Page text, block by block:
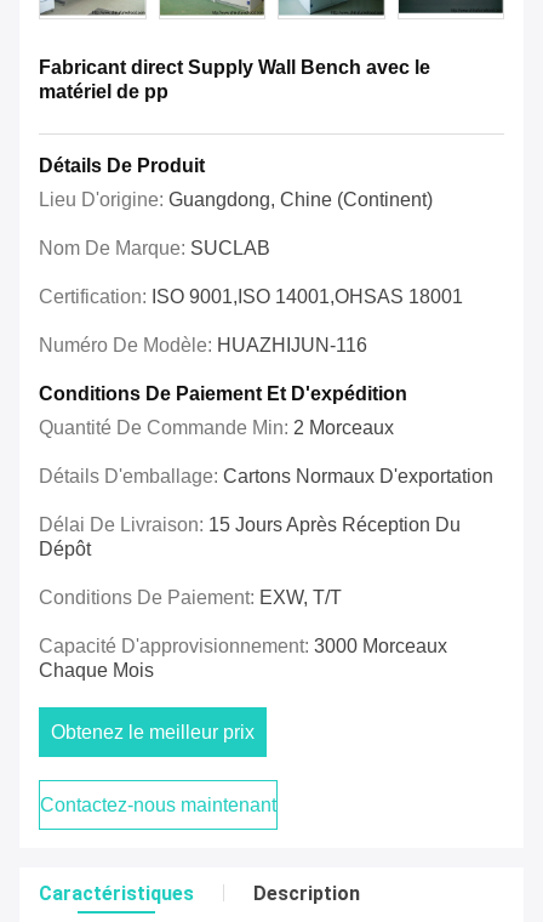
Fabricant direct Supply Wall Bench avec le
matériel de pp
Détails De Produit
Lieu D'origine: Guangdong, Chine (continent)
Nom De Marque: SUCLAB
Certification: ISO 9001,ISO 14001,OHSAS 18001
Numéro De Modèle: HUAZHIJUN-116
Conditions De Paiement Et D'expédition
Quantité De Commande Min: 2 Morceaux
Détails D'emballage: Cartons Normaux D'exportation
Délai De Livraison: 15 Jours Après Réception Du
Dépôt
Conditions De Paiement: EXW, T/T
Capacité D'approvisionnement: 3000 Morceaux
Chaque Mois
Obtenez le meilleur prix
Contactez-nous maintenant
Caractéristiques Description